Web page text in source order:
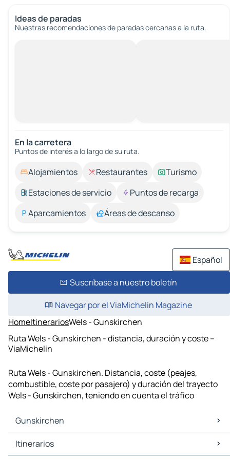
Ideas de paradas
Nuestras recomendaciones de paradas cercanas a la ruta.
En la carretera
Puntos de interés a lo largo de su ruta.
Alojamientos Restaurantes
Turismo
Estaciones de servicio
Puntos de recarga
Aparcamientos
Áreas de descanso
Español
Suscríbase a nuestro boletín
Navegar por el ViaMichelin Magazine
HomeItinerariosWels - Gunskirchen
Ruta Wels - Gunskirchen - distancia, duración y coste –
ViaMichelin
Ruta Wels - Gunskirchen. Distancia, coste (peajes,
combustible, coste por pasajero) y duración del trayecto
Wels - Gunskirchen, teniendo en cuenta el tráfico
Gunskirchen
Gunskirchen Mapas Planos
Gunskirchen Trafico
Itinerarios